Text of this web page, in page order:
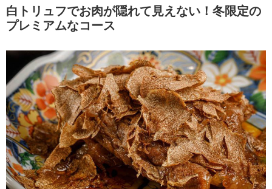
白トリュフでお肉が隠れて見えない！冬限定の
プレミアムなコース